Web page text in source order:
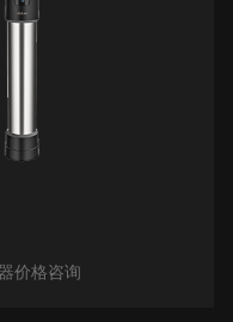
价格咨询